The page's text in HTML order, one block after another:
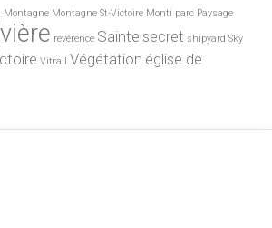
Montagne Montagne St-Victoire Monti parc Paysage
révérence Sainte secret shipyard Sky
Vitrail Végétation église de